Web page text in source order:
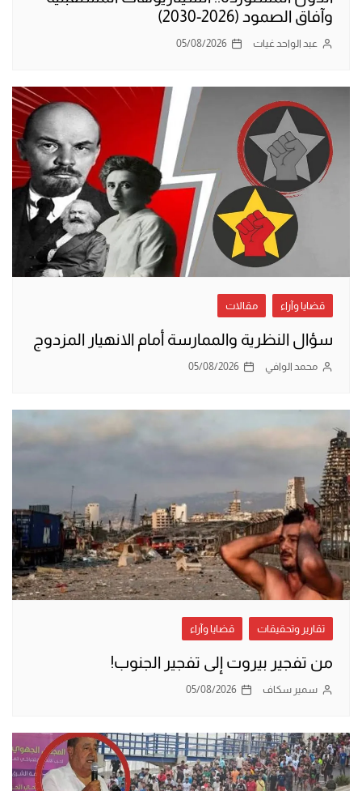
وآفاق الصمود (2026-2030)
عبد الواحد غيات 05/08/2026
قضايا وآراء مقالات
سؤال النظرية والممارسة أمام الانهيار المزدوج
محمد الوافي 05/08/2026
تقارير وتحقيقات قضايا وآراء
من تفجير بيروت إلى تفجير الجنوب!
سمير سكاف 05/08/2026